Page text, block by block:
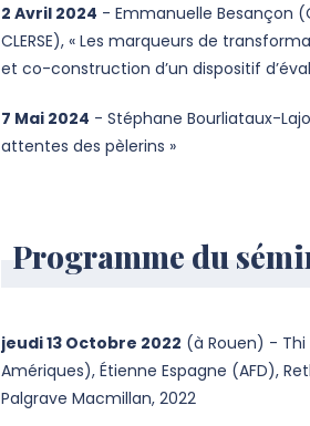
2 Avril 2024 - Emmanuelle Besançon
CLERSE), « Les marqueurs de
et co-construction d’un dispositif
7 Mai 2024 - Stéphane Bourliataux-
attentes des pèlerins »
Programme du
jeudi 13 Octobre 2022 (à Rouen) - Thi
Amériques), Étienne Espagne (AFD),
Palgrave Macmillan, 2022